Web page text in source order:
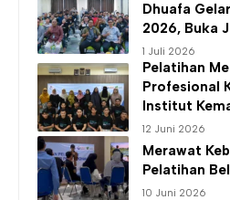
Dhuafa
2026, Buka
1 Juli 2026
Pelatihan
Profesional
Institut
12 Juni 2026
Merawat
Pelatihan
10 Juni 2026